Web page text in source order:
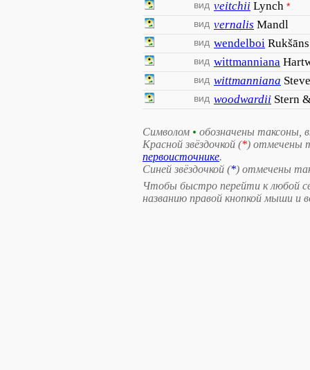
вид veitchii Lynch *
вид vernalis Mandl
вид wendelboi
вид wittmanniana
вид wittmanniana
вид woodwardii Stern
Символом • обозначены таксоны,
Красной звёздочкой (*) отмечены
первоисточнике.
Синей звёздочкой (*) отмечены
Чтобы быстро перейти к любой
названию правой кнопкой мыши и